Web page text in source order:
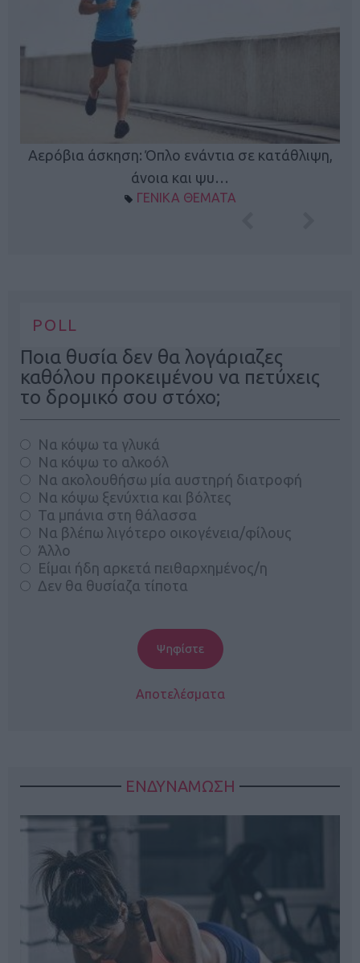
Αερόβια άσκηση: Όπλο ενάντια σε κατάθλιψη,
άνοια και ψυ…
ΓΕΝΙΚΑ ΘΕΜΑΤΑ
POLL
Ποια θυσία δεν θα λογάριαζες
καθόλου προκειμένου να πετύχεις
το δρομικό σου στόχο;
Να κόψω τα γλυκά
Να κόψω το αλκοόλ
Να ακολουθήσω μία αυστηρή διατροφή
Να κόψω ξενύχτια και βόλτες
Τα μπάνια στη θάλασσα
Να βλέπω λιγότερο οικογένεια/φίλους
Άλλο
Είμαι ήδη αρκετά πειθαρχημένος/η
Δεν θα θυσίαζα τίποτα
Αποτελέσματα
ΕΝΔΥΝΑΜΩΣΗ